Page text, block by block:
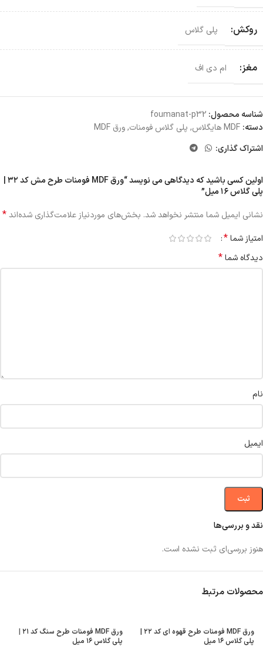
روکش: پلی گلاس
مغز: ام دی اف
شناسه محصول: foumanat-p32
دسته: MDF هایگلاس , پلی گلاس فومنات,ورق MDF
اشتراک گذاری:
نقد و بررسی‌ها
هنوز بررسی‌ای ثبت نشده است.
پلی گلاس ۱۶ میل”
نشانی ایمیل شما منتشر نخواهد شد. بخش‌های موردنیاز علامت‌گذاری شده‌اند*
امتیاز شما*
دیدگاه شما*
نام
ایمیل
محصولات مرتبط
ورق MDF فومنات طرح قهوه ای کد ۲۲ |
پلی گلاس ۱۶ میل
ورق MDF فومنات طرح سنگ کد ۲۱ |
پلی گلاس ۱۶ میل